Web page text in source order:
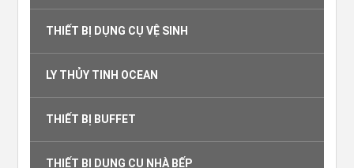
THIẾT BỊ DỤNG CỤ VỆ SINH
LY THỦY TINH OCEAN
THIẾT BỊ BUFFET
THIẾT BỊ DỤNG CỤ NHÀ BẾP